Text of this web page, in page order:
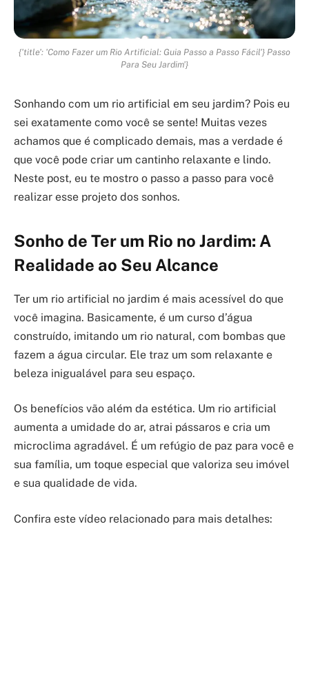
{'title': 'Como Fazer um Rio Artificial: Guia Passo a Passo Fácil'} Passo
Para Seu Jardim'}
Sonhando com um rio artificial em seu jardim? Pois eu
sei exatamente como você se sente! Muitas vezes
achamos que é complicado demais, mas a verdade é
que você pode criar um cantinho relaxante e lindo.
Neste post, eu te mostro o passo a passo para você
realizar esse projeto dos sonhos.
Sonho de Ter um Rio no Jardim: A
Realidade ao Seu Alcance
Ter um rio artificial no jardim é mais acessível do que
você imagina. Basicamente, é um curso d’água
construído, imitando um rio natural, com bombas que
fazem a água circular. Ele traz um som relaxante e
beleza inigualável para seu espaço.
Os benefícios vão além da estética. Um rio artificial
aumenta a umidade do ar, atrai pássaros e cria um
microclima agradável. É um refúgio de paz para você e
sua família, um toque especial que valoriza seu imóvel
e sua qualidade de vida.
Confira este vídeo relacionado para mais detalhes: